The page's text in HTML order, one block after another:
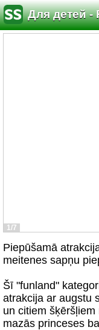
Для детей -
1/7
Piepūšamā
meitenes sapņu
Šī "funland"
atrakcija ar augstu
un citiem
mazās princeses